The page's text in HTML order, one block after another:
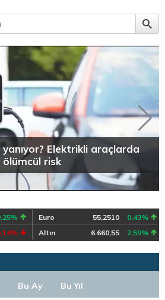
Elektrikli araçlarda
ölümcül risk
Euro 55,2510
0,43%
Altın 6.660,55 2,59%
Bu Ay Bu Yıl